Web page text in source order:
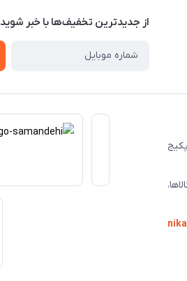
از جدید‌ترین تخفیف‌ها با‌ خبر شوید
پکیج